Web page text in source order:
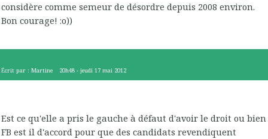
considère comme semeur de désordre depuis 2008 environ.
Bon courage! :o))
Écrit par : Martine 20h48 -jeudi 17 mai 2012
Est ce qu'elle a pris le gauche à défaut d'avoir le droit ou bien
FB est il d'accord pour que des candidats revendiquent